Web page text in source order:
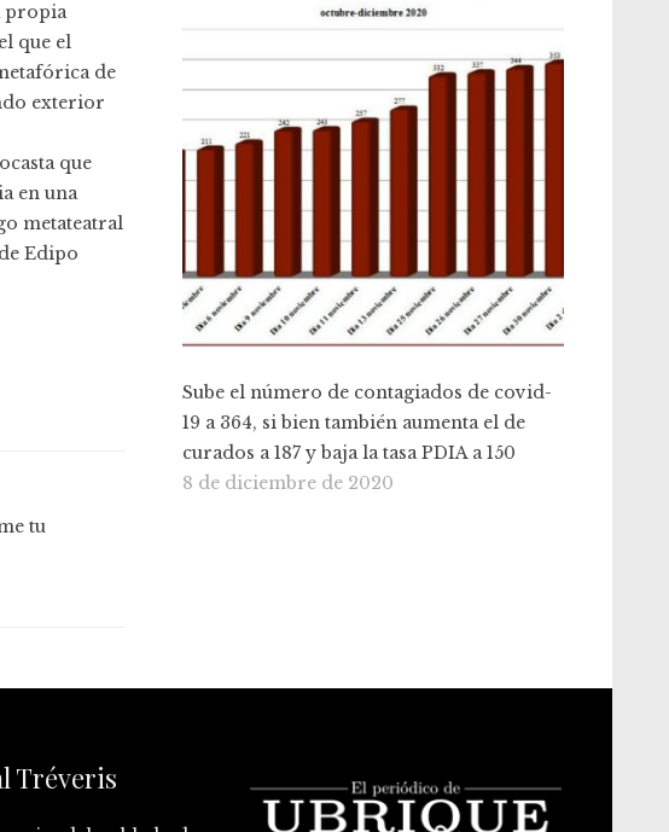
propia
que el
de
exterior
que
en una
metateatral
Edipo
tu
Sube el número de contagiados de covid-
19 a 364, si bien también aumenta el de
curados a 187 y baja la tasa PDIA a 150
8 de diciembre de 2020
Tréveris